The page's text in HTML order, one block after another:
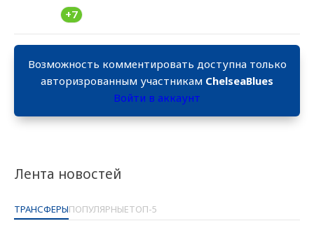
Лента новостей
ТРАНСФЕРЫПОПУЛЯРНЫЕТОП-5
+7
Возможность комментировать доступна только
авторизрованным участникам ChelseaBlues
Войти в аккаунт